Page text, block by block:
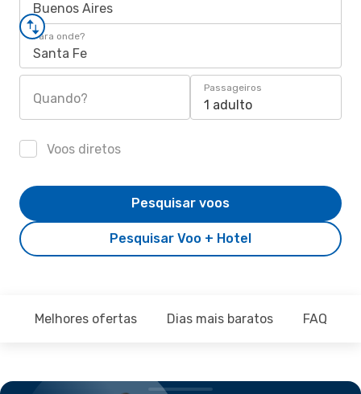
Buenos Aires
Para onde?
Santa Fe
Quando?
Passageiros
1 adulto
Voos diretos
Pesquisar Voo + Hotel
Pesquisar voos
Melhores ofertas Dias mais baratos FAQ